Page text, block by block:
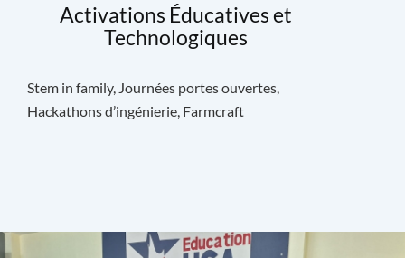
Activations Éducatives et
Technologiques
Stem in family, Journées portes ouvertes,
Hackathons d’ingénierie, Farmcraft